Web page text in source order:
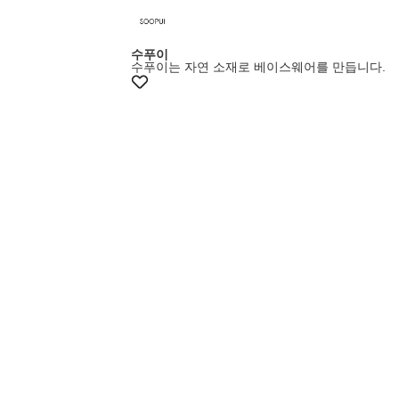
수푸이
수푸이는 자연 소재로 베이스웨어를 만듭니다.